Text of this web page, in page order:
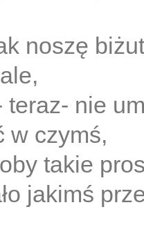
noszę
teraz- nie
w czymś,
takie
jakimś